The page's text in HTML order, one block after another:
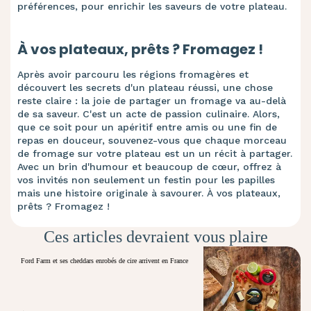
préférences, pour enrichir les saveurs de votre plateau.
À vos plateaux, prêts ? Fromagez !
Après avoir parcouru les régions fromagères et
découvert les secrets d'un plateau réussi, une chose
reste claire : la joie de partager un fromage va au-delà
de sa saveur. C'est un acte de passion culinaire. Alors,
que ce soit pour un apéritif entre amis ou une fin de
repas en douceur, souvenez-vous que chaque morceau
de fromage sur votre plateau est un un récit à partager.
Avec un brin d'humour et beaucoup de cœur, offrez à
vos invités non seulement un festin pour les papilles
mais une histoire originale à savourer. À vos plateaux,
prêts ? Fromagez !
Ces articles devraient vous plaire
Ford Farm et ses cheddars enrobés de cire arrivent en France